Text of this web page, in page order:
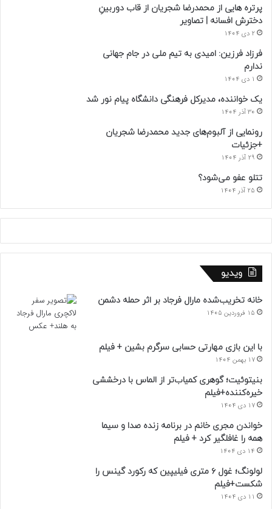
پرتره هایی از محمدرضا شجریان از قاب دوربینِ
دخترش افسانه | تصاویر
2 دی 1404
فرزاد فرزین: امیدی به تیم ملی در جام جهانی
ندارم
1 دی 1404
یک خواننده، مدیرکل فرهنگی دانشگاه پیام نور شد
30 آذر 1404
رونمایی از آلبوم‌های جدید محمدرضا شجریان
+جزئیات
29 آذر 1404
تتلو عفو می‌شود؟
25 آذر 1404
ویدیو
خانه تخریب‌شده مارال فرجاد بر اثر حمله دشمن
15 فروردین 1405
با این بازی مهارتی حسابی سرگرم بشین + فیلم
17 بهمن 1404
بنیتوئیت؛ گوهری کمیاب‌تر از الماس با درخششی
خیره‌کننده+فیلم
17 دی 1404
خواندن مجری خانم در برنامه زنده صدا و سیما
همه را غافلگیر کرد + فیلم
14 دی 1404
لولونگ؛ غول ۶ متری فیلیپین که رکورد گینس را
شکست+فیلم
11 دی 1404